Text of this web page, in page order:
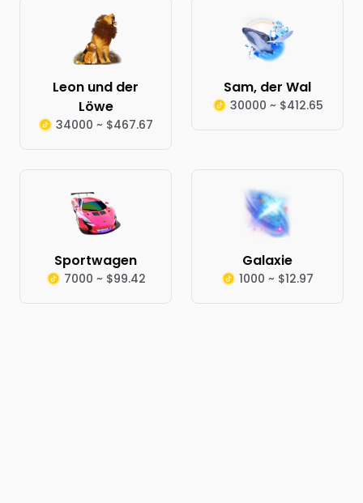
Leon und der
Löwe
34000 ~ $467.67
Sam, der Wal
30000 ~ $412.65
Sportwagen
7000 ~ $99.42
Galaxie
1000 ~ $12.97